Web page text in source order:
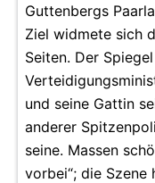
Guttenbergs
Ziel widmete sich
Seiten. Der
und seine Gattin
anderer
seine. Massen
vorbei“; die Szene